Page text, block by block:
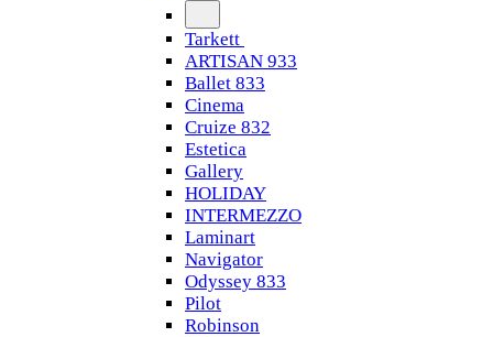
Tarkett
ARTISAN 933
Ballet 833
Cinema
Cruize 832
Estetica
Gallery
HOLIDAY
INTERMEZZO
Laminart
Navigator
Odyssey 833
Pilot
Robinson